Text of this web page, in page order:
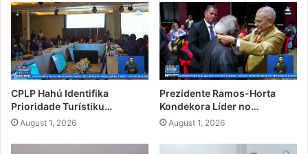
CPLP Hahú Identifika
Prioridade Turístiku…
August 1, 2026
Prezidente Ramos-Horta
Kondekora Líder no…
August 1, 2026